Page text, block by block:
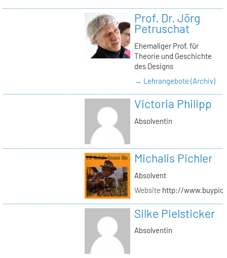
Prof. Dr. Jörg
Petruschat
Ehemaliger Prof. für
Theorie und Geschichte
des Designs
→ Lehrangebote (Archiv)
Victoria Philipp
Absolventin
Michalis Pichler
Absolvent
Website http://
Silke Pielsticker
Absolventin